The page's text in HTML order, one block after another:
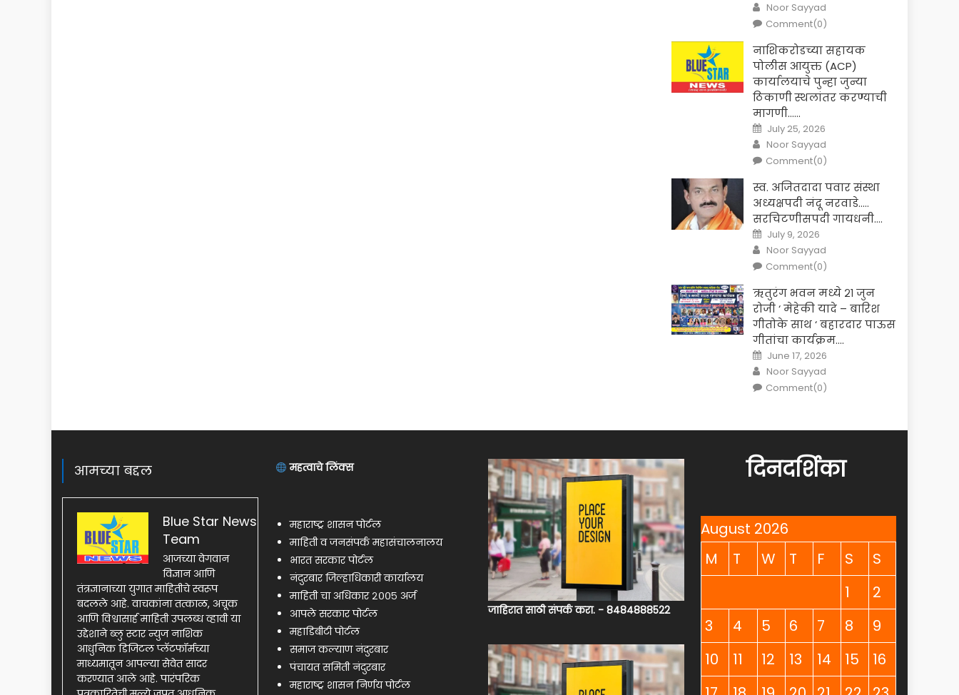
Author
Noor Sayyad
Comment(0)
नाशिकरोडच्या सहायक
पोलीस आयुक्त (ACP)
कार्यालयाचे पुन्हा जुन्या
ठिकाणी स्थलांतर करण्याची
मागणी……
Posted
on
July 25, 2026
Author
Noor Sayyad
Comment(0)
स्व. अजितदादा पवार संस्था
अध्यक्षपदी नंदू नरवाडे…..
सरचिटणीसपदी गायधनी….
Posted
on
July 9, 2026
Author
Noor Sayyad
Comment(0)
ऋतुरंग भवन मध्ये २१ जुन
रोजी ‘ मेहेकी यादे – बारिश
गीतोके साथ ‘ बहारदार पाऊस
गीतांचा कार्यक्रम….
Posted
on
June 17, 2026
Author
Noor Sayyad
Comment(0)
आमच्या बद्दल
Blue Star News
Team
आजच्या वेगवान
विज्ञान आणि
तंत्रज्ञानाच्या युगात माहितीचे स्वरूप
बदलले आहे. वाचकांना तत्काळ, अचूक
आणि विश्वासार्ह माहिती उपलब्ध व्हावी या
उद्देशाने ब्लु स्टार न्युज नाशिक
आधुनिक डिजिटल प्लॅटफॉर्मच्या
माध्यमातून आपल्या सेवेत सादर
करण्यात आले आहे. पारंपरिक
महत्वाचे लिंक्स
महाराष्ट्र शासन पोर्टल
माहिती व जनसंपर्क महासंचालनालय
भारत सरकार पोर्टल
नंदुरबार जिल्हाधिकारी कार्यालय
माहिती चा अधिकार २००५ अर्ज
आपले सरकार पोर्टल
महाडिबीटी पोर्टल
समाज कल्याण नंदुरबार
पंचायत समिती नंदुरबार
महाराष्ट्र शासन निर्णय पोर्टल
जाहिरात साठी संपर्क करा. - 8484888522
दिनदर्शिका
August 2026
M
T W T F S
S
1
2
3
4 5 6 7 8
9
10
11 12 13 14 15
16